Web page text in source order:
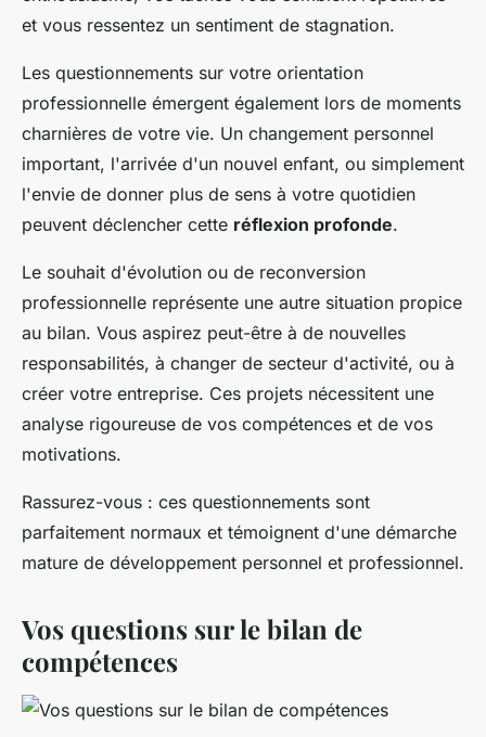
et vous ressentez un sentiment de stagnation.
Les questionnements sur votre orientation
professionnelle émergent également lors de moments
charnières de votre vie. Un changement personnel
important, l'arrivée d'un nouvel enfant, ou simplement
l'envie de donner plus de sens à votre quotidien
peuvent déclencher cette réflexion profonde.
Le souhait d'évolution ou de reconversion
professionnelle représente une autre situation propice
au bilan. Vous aspirez peut-être à de nouvelles
responsabilités, à changer de secteur d'activité, ou à
créer votre entreprise. Ces projets nécessitent une
analyse rigoureuse de vos compétences et de vos
motivations.
Rassurez-vous : ces questionnements sont
parfaitement normaux et témoignent d'une démarche
mature de développement personnel et professionnel.
Vos questions sur le bilan de
compétences